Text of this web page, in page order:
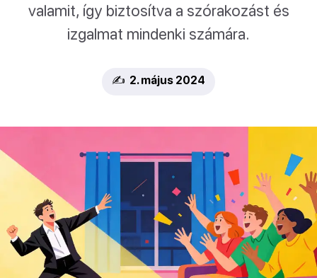
valamit, így biztosítva a szórakozást és
izgalmat mindenki számára.
✍️ 2. május 2024